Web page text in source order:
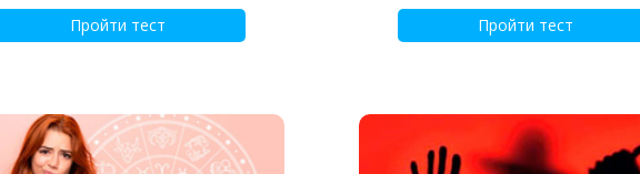
Пройти тест Пройти тест